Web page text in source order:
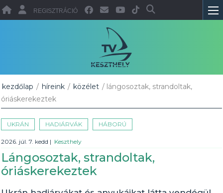
REGISZTRÁCIÓ
kezdőlap / híreink / közélet / lángosoztak, strandoltak,
óriáskerekeztek
UKRÁN HADIÁRVÁK HÁBORÚ
2026. júl. 7. kedd | Keszthely
Lángosoztak, strandoltak,
óriáskerekeztek